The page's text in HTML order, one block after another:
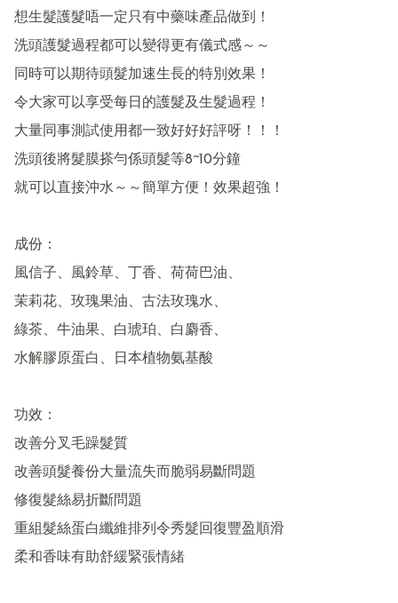
想生髮護髮唔一定只有中藥味產品做到！
洗頭護髮過程都可以變得更有儀式感～～
同時可以期待頭髮加速生長的特別效果！
令大家可以享受每日的護髮及生髮過程！
大量同事測試使用都一致好好好評呀！！！
洗頭後將髮膜搽勻係頭髮等8~10分鐘
就可以直接沖水～～簡單方便！效果超強！
成份：
風信子、風鈴草、丁香、荷荷巴油、
茉莉花、玫瑰果油、古法玫瑰水、
綠茶、牛油果、白琥珀、白麝香、
水解膠原蛋白、日本植物氨基酸
功效：
改善分叉毛躁髮質
改善頭髮養份大量流失而脆弱易斷問題
修復髮絲易折斷問題
重組髮絲蛋白纖維排列令秀髮回復豐盈順滑
柔和香味有助舒緩緊張情緒